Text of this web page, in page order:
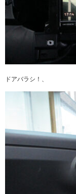
ドアバラシ！、